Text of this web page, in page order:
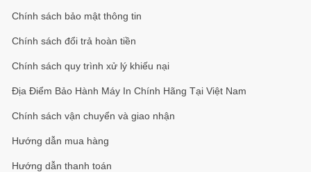
Chính sách bảo mật thông tin
Chính sách đổi trả hoàn tiền
Chính sách quy trình xử lý khiếu nại
Địa Điểm Bảo Hành Máy In Chính Hãng Tại Việt Nam
Chính sách vận chuyển và giao nhận
Hướng dẫn mua hàng
Hướng dẫn thanh toán